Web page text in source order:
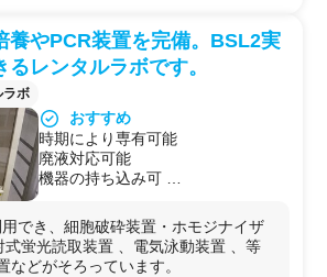
学・バイオセーフティ研究/
テクノロ
/サプリメント開発/分析化学 食品安全性
コスメティックバイオテクノロジー/再
関連の材料
成/ 農業
テクノロジー（Agri-Tech）/ナ
材料科学/動物代替試験（Alternative
バイス試作・評価/環境科学/バイオイン
データ解析
・バイオ）
養やPCR装置を完備。BSL2実
レンタルラボです。
ラボ
おすすめ
時期により専有可能
廃液対応可能
機器の持ち込み可
外部者の居室 専有あり
ラボのWi-Fi利用可能
駐車場の有無 要相談
でき、細胞破砕装置・ホモジナイザ
式蛍光読取装置 、電気泳動装置 、等
などがそろっています。